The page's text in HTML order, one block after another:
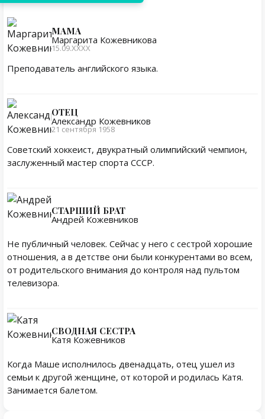
МАМА
Маргарита Кожевникова
15.09.ХХХХ
Преподаватель английского языка.
ОТЕЦ
Александр Кожевников
21 сентября 1958
Советский хоккеист, двукратный олимпийский чемпион,
заслуженный мастер спорта СССР.
СТАРШИЙ БРАТ
Андрей Кожевников
Не публичный человек. Сейчас у него с сестрой хорошие
отношения, а в детстве они были конкурентами во всем,
от родительского внимания до контроля над пультом
телевизора.
СВОДНАЯ СЕСТРА
Катя Кожевников
Когда Маше исполнилось двенадцать, отец ушел из
семьи к другой женщине, от которой и родилась Катя.
Занимается балетом.
Личная жизнь